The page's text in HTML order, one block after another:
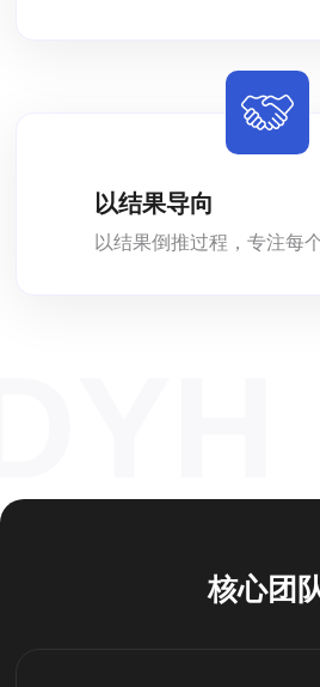
以结果导向
以结果倒推过程，专注每
核心团